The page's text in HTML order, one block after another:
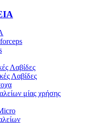
Λαβίδες
Λαβίδες
μίας χρήσης